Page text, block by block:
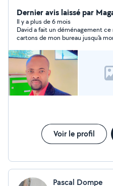
d'autres bricolage
Dernier avis laissé par
Il y a plus de 6 mois
David a fait un déménagement
cartons de mon bureau jusqu'à mon domicile . David a participé
garage et un sous sol. Merci pour le travail qui a été bien
effectué
Voir le profil
Pascal Dompe